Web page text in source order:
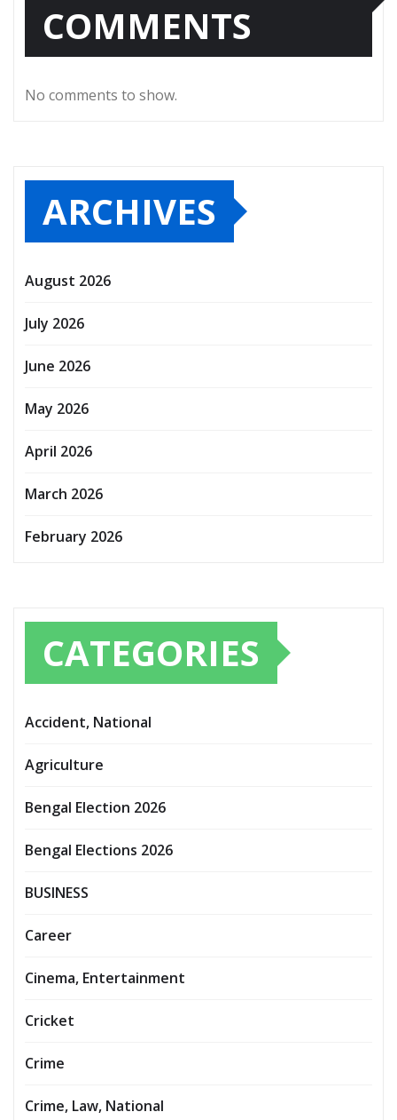
COMMENTS
No comments to show.
ARCHIVES
August 2026
July 2026
June 2026
May 2026
April 2026
March 2026
February 2026
CATEGORIES
Accident, National
Agriculture
Bengal Election 2026
Bengal Elections 2026
BUSINESS
Career
Cinema, Entertainment
Cricket
Crime
Crime, Law, National